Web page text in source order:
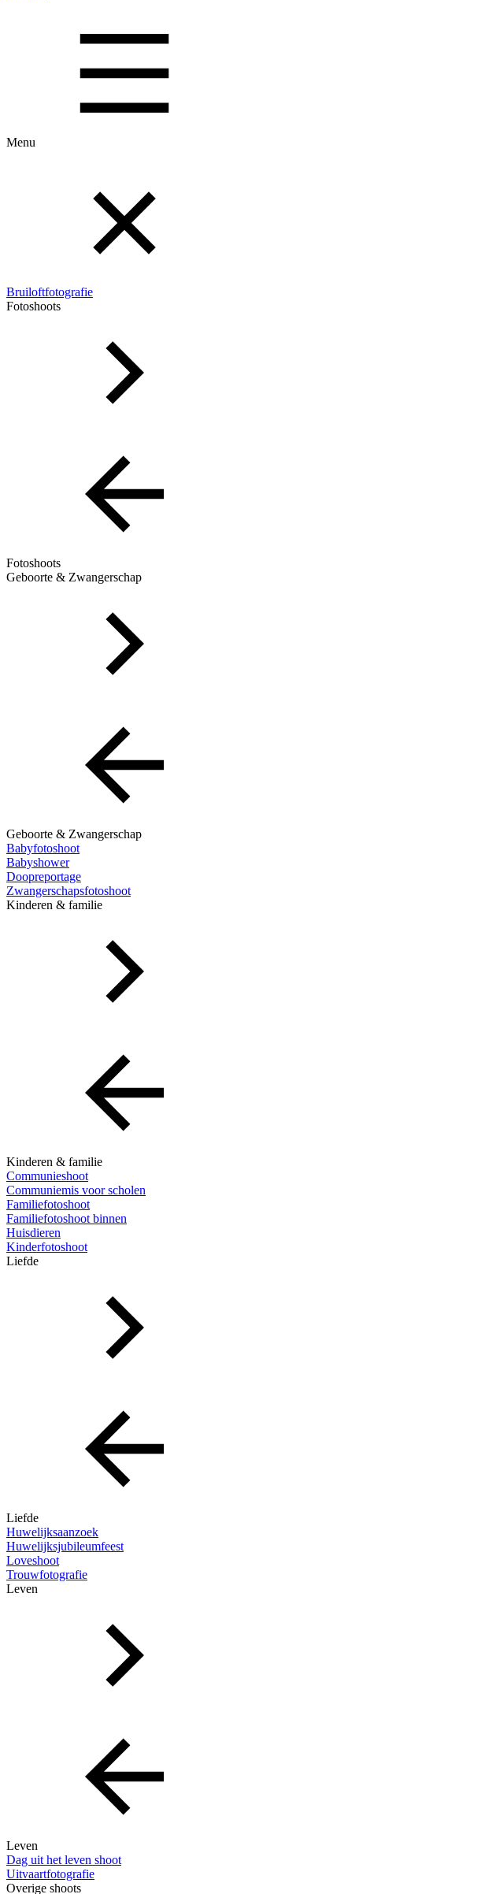
Menu
Bruiloftfotografie
Fotoshoots
Fotoshoots
Geboorte & Zwangerschap
Geboorte & Zwangerschap
Babyfotoshoot
Babyshower
Doopreportage
Zwangerschapsfotoshoot
Kinderen & familie
Kinderen & familie
Communieshoot
Communiemis voor scholen
Familiefotoshoot
Familiefotoshoot binnen
Huisdieren
Kinderfotoshoot
Liefde
Liefde
Huwelijksaanzoek
Huwelijksjubileumfeest
Loveshoot
Trouwfotografie
Leven
Leven
Dag uit het leven shoot
Uitvaartfotografie
Overige shoots